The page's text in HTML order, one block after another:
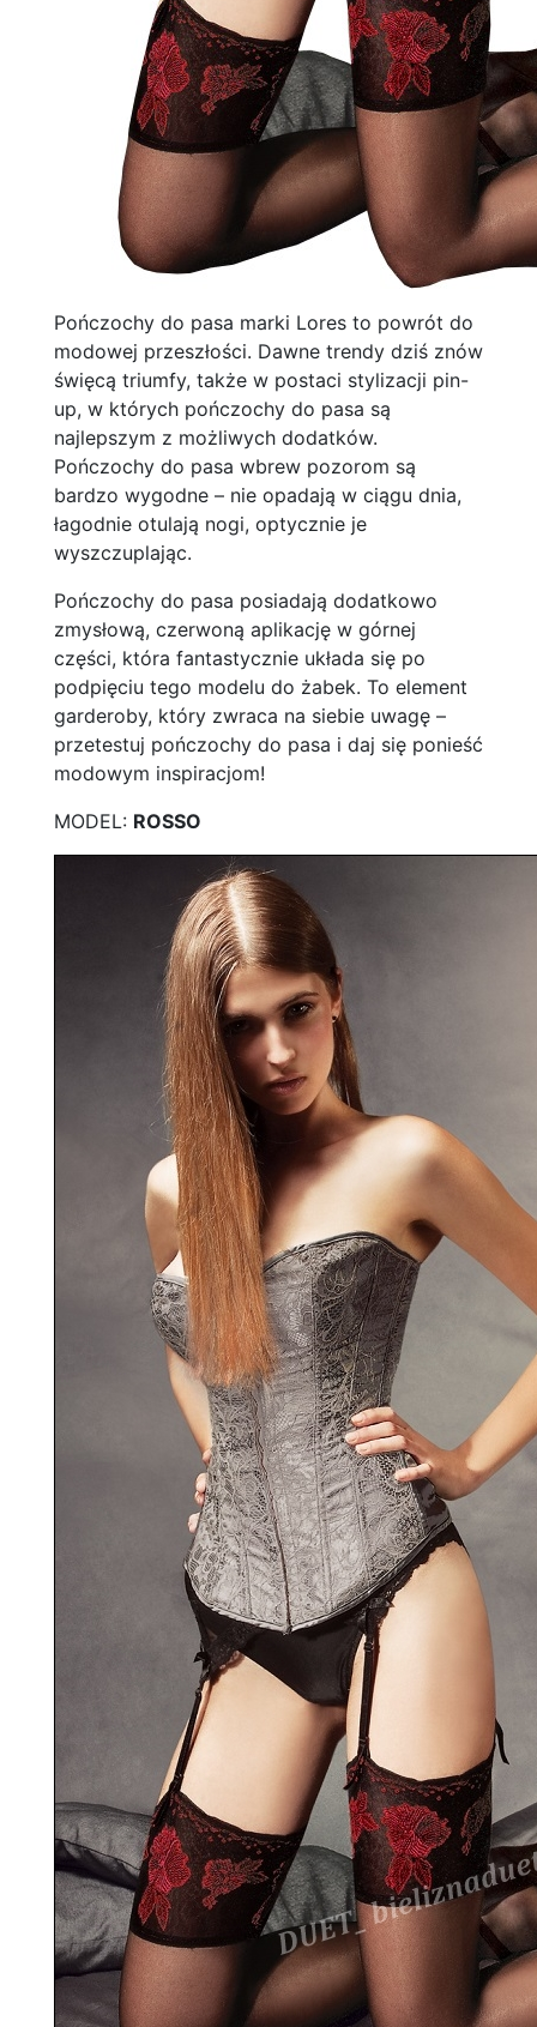
Pończochy do pasa marki Lores to powrót do
modowej przeszłości. Dawne trendy dziś znów
święcą triumfy, także w postaci stylizacji pin-
up, w których pończochy do pasa są
najlepszym z możliwych dodatków.
Pończochy do pasa wbrew pozorom są
bardzo wygodne – nie opadają w ciągu dnia,
łagodnie otulają nogi, optycznie je
wyszczuplając.
Pończochy do pasa posiadają dodatkowo
zmysłową, czerwoną aplikację w górnej
części, która fantastycznie układa się po
podpięciu tego modelu do żabek. To element
garderoby, który zwraca na siebie uwagę –
przetestuj pończochy do pasa i daj się ponieść
modowym inspiracjom!
MODEL: ROSSO